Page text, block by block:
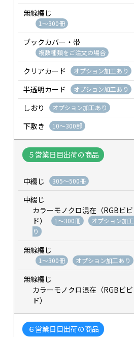
無線綴じ
1～300冊
ブックカバー・帯
複数種類をご注文の場合
クリアカード オプション加工あり
半透明カード オプション加工あり
しおり オプション加工あり
下敷き 10～300部
５営業日目出荷の商品
中綴じ 305～500冊
中綴じ
カラーモノクロ混在（RGBビビ
ド）
1～300冊
オプション加
り
無線綴じ
1～300冊 オプション加工あり
無線綴じ
カラーモノクロ混在（RGBビビ
ド）
６営業日目出荷の商品